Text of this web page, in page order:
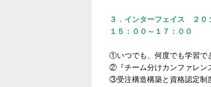
３．インターフェイス ２０
１５：００～１７：００
①いつでも、何度でも学習で
②『チーム分けカンファレン
③受注構造構築と資格認定制